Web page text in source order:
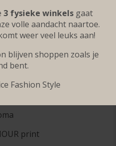
mouwen en
dit T-shirt ideaal voor elke
en maakt het een
outfit. Combineer het
voor een relaxte look, of
of vest voor een iets
print
3 fysieke winkelsgaat
volle aandacht naartoe.
weer veel leuks aan!
blijven shoppen zoals je
bent.
Fashion Style